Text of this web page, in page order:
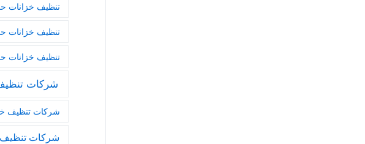
تنظيف خزانات
تنظيف خزانات
تنظيف خزانات
شركات
شركات تنظيف
شركات تنظيف